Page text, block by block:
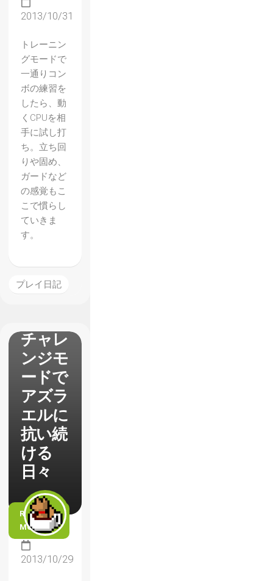
2013/10/31
トレーニン
グモードで
一通りコン
ボの練習を
したら、動
くCPUを相
手に試し打
ち。立ち回
りや固め、
ガードなど
の感覚もこ
こで慣らし
ていきま
す。
プレイ日記
【BBC
P】プ
チャレ
ンジモ
ードで
アズラ
エルに
抗い続
ける
日々
READ
MORE
2013/10/29